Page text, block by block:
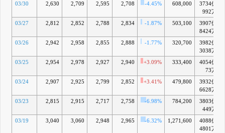
03/30 2,630 2,709 2,595 2,708 -4.45% 608,000
3734億
992万
03/27 2,812 2,852 2,788 2,834 -1.87% 503,100
3907億
8424万
03/26 2,942 2,958 2,855 2,888 -1.77% 320,700
3982億
3038万
03/25
2,954 2,978 2,927 2,940 +3.09% 333,400
4054億
73万
03/24
2,907 2,925 2,799 2,852 +3.41% 479,800
3932億
6628万
03/23 2,815 2,915 2,717 2,758 -6.98% 784,200
3803億
449万
03/19 3,040 3,060 2,948 2,965 -6.32% 1,271,600
4088億
4801万